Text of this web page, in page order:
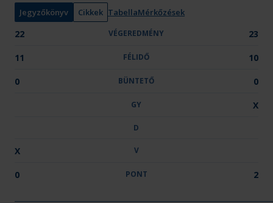
:
Jegyzőkönyv Cikkek TabellaMérkőzések
22 VÉGEREDMÉNY 23
11 FÉLIDŐ 10
0 BÜNTETŐ 0
GY X
D
X V
0 PONT 2